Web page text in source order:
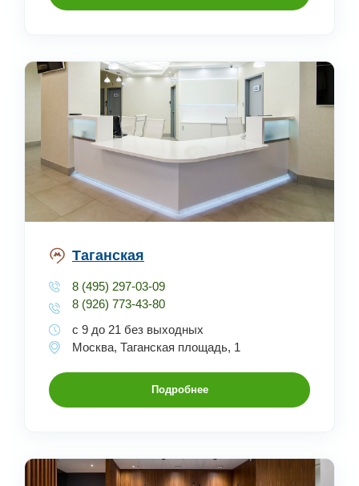
Таганская
8 (495) 297-03-09
8 (926) 773-43-80
с 9 до 21 без выходных
Москва, Таганская площадь, 1
Подробнее